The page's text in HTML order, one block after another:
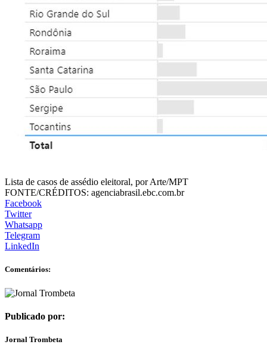
Lista de casos de assédio eleitoral, por Arte/MPT
FONTE/CRÉDITOS: agenciabrasil.ebc.com.br
Facebook
Twitter
Whatsapp
Telegram
LinkedIn
Comentários:
Publicado por:
Jornal Trombeta